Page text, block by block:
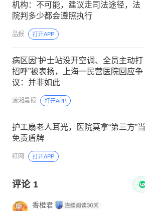
机构：不可能，建议走司法途径，法
院判多少都会遵照执行
晶报 打开APP
病区因“护士站没开空调、全员主动打
招呼”被表扬，上海一民营医院回应争
议：并非如此
潇湘晨报 打开APP
护工扇老人耳光，医院莫拿“第三方”当
免责盾牌
红网 打开APP
评论 1
香橙君